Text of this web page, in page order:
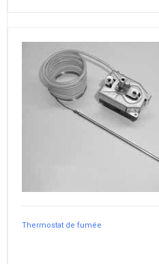
Thermostat de fumée